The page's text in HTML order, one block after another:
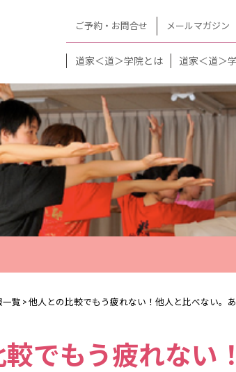
ご予約・お問合せ メールマガジン
道家＜道＞学院とは 道家＜道＞
一覧 > 他人との比較でもう疲れない！他人と比べない。
でもう疲れない